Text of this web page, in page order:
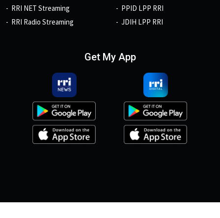
RRI NET Streaming
RRI Radio Streaming
PPID LPP RRI
JDIH LPP RRI
Get My App